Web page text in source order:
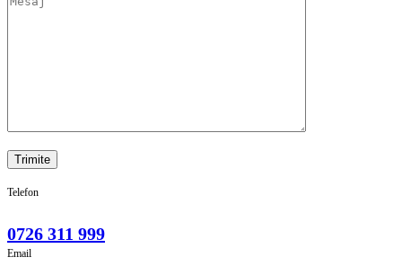
Telefon
0726 311 999
Email